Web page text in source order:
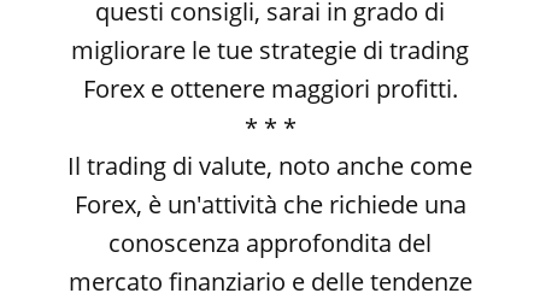
questi consigli, sarai in grado di
migliorare le tue strategie di trading
Forex e ottenere maggiori profitti.
* * *
Il trading di valute, noto anche come
Forex, è un'attività che richiede una
conoscenza approfondita del
mercato finanziario e delle tendenze